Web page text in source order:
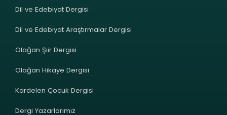
Dil ve Edebiyat Dergisi
Dil ve Edebiyat Araştırmalar Dergisi
Olağan Şiir Dergisi
Olağan Hikaye Dergisi
Kardelen Çocuk Dergisi
Dergi Yazarlarımız